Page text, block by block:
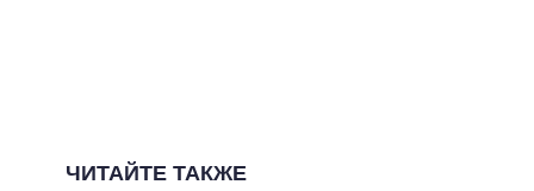
ЧИТАЙТЕ ТАКЖЕ